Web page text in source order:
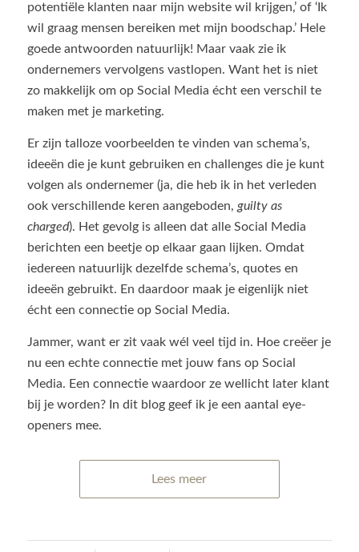
potentiële klanten naar mijn website wil krijgen,’ of ‘Ik
wil graag mensen bereiken met mijn boodschap.’ Hele
goede antwoorden natuurlijk! Maar vaak zie ik
ondernemers vervolgens vastlopen. Want het is niet
zo makkelijk om op Social Media écht een verschil te
maken met je marketing.
Er zijn talloze voorbeelden te vinden van schema’s,
ideeën die je kunt gebruiken en challenges die je kunt
volgen als ondernemer (ja, die heb ik in het verleden
ook verschillende keren aangeboden, guilty as
charged). Het gevolg is alleen dat alle Social Media
berichten een beetje op elkaar gaan lijken. Omdat
iedereen natuurlijk dezelfde schema’s, quotes en
ideeën gebruikt. En daardoor maak je eigenlijk niet
écht een connectie op Social Media.
Jammer, want er zit vaak wél veel tijd in. Hoe creëer je
nu een echte connectie met jouw fans op Social
Media. Een connectie waardoor ze wellicht later klant
bij je worden? In dit blog geef ik je een aantal eye-
openers mee.
Lees meer